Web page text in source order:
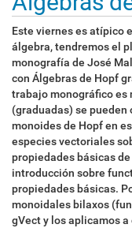
Este viernes es atípico
álgebra, tendremos el
monografía de José
con Álgebras de Hopf
trabajo monográfico es
(graduadas) se
monoides de Hopf en
especies vectoriales
propiedades básicas
introducción sobre
propiedades básicas.
monoidales bilaxos
gVect y los aplicamos